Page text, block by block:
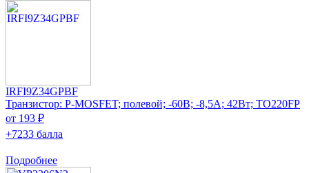
IRFI9Z34GPBF
Транзистор: P-MOSFET; полевой; -60В; -8,5А; 42Вт; TO220FP
от 193 ₽
+7233 балла
Подробнее